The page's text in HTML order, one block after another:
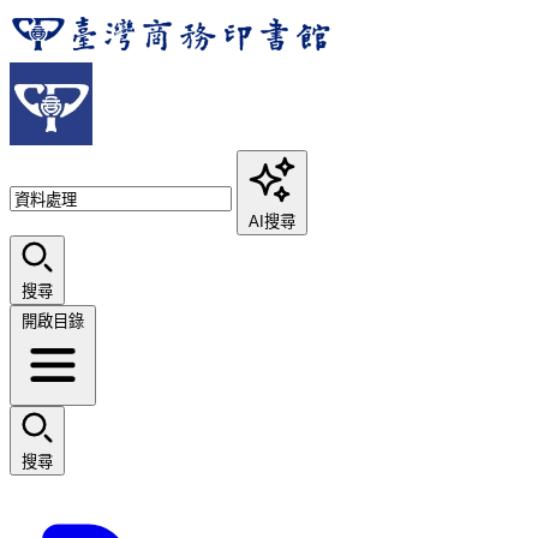
AI搜尋
搜尋
開啟目錄
搜尋